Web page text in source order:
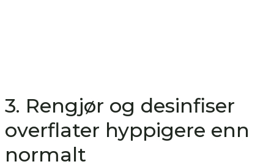
3. Rengjør og desinfiser
overflater hyppigere enn
normalt